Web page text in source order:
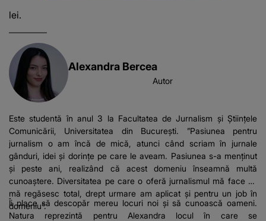
lei.
Alexandra Bercea
Autor
Este studentă în anul 3 la Facultatea de Jurnalism și Științele
Comunicării, Universitatea din București. ”Pasiunea pentru
jurnalism o am încă de mică, atunci când scriam în jurnale
gânduri, idei și dorințe pe care le aveam. Pasiunea s-a menținut
și peste ani, realizând că acest domeniu înseamnă multă
cunoaștere. Diversitatea pe care o oferă jurnalismul mă face să
mă regăsesc total, drept urmare am aplicat și pentru un job în
domeniu”.
Îi place să descopăr mereu locuri noi și să cunoască oameni.
Natura reprezintă pentru Alexandra locul în care se